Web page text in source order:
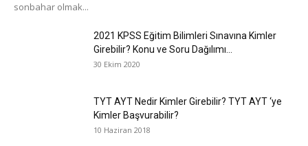
sonbahar olmak...
2021 KPSS Eğitim Bilimleri Sınavına Kimler
Girebilir? Konu ve Soru Dağılımı...
30 Ekim 2020
TYT AYT Nedir Kimler Girebilir? TYT AYT ‘ye
Kimler Başvurabilir?
10 Haziran 2018